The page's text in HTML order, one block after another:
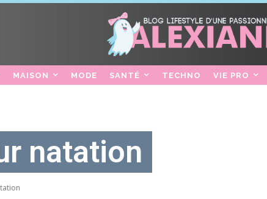
MAISON MODE SANTÉ TECHNO VIE PRO
natation